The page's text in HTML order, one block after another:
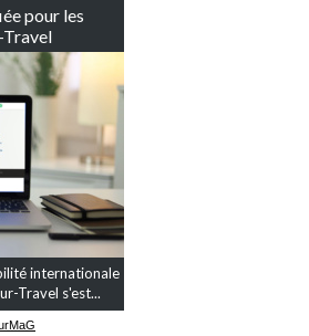
pour les
internationale
Travel s'est...